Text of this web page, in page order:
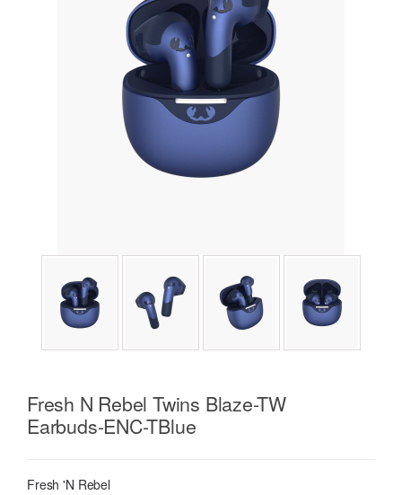
Fresh N Rebel Twins Blaze-TW
Earbuds-ENC-TBlue
Fresh 'N Rebel